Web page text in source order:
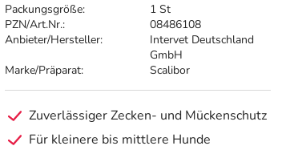
Packungsgröße:
1 St
PZN/Art.Nr.:
08486108
Anbieter/Hersteller:
Intervet Deutschland
GmbH
Marke/Präparat:
Scalibor
Zuverlässiger Zecken- und Mückenschutz
Für kleinere bis mittlere Hunde